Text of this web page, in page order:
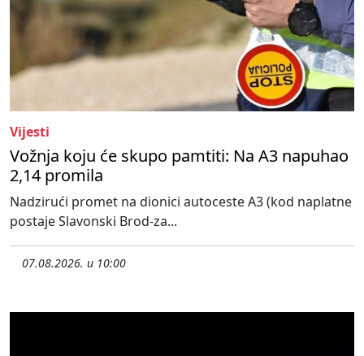
Vijesti
Vožnja koju će skupo pamtiti: Na A3 napuhao
2,14 promila
Nadzirući promet na dionici autoceste A3 (kod naplatne
postaje Slavonski Brod-za...
07.08.2026. u 10:00